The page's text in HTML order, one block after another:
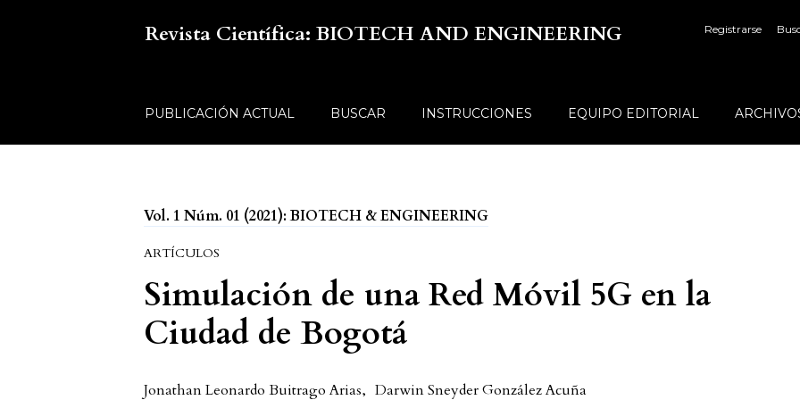
Revista Científica: BIOTECH AND ENGINEERING Registrarse
PUBLICACIÓN ACTUAL BUSCAR INSTRUCCIONES EQUIPO EDITORIAL
Vol. 1 Núm. 01 (2021): BIOTECH & ENGINEERING
ARTÍCULOS
Simulación de una Red Móvil 5G en la
Ciudad de Bogotá
Jonathan Leonardo Buitrago Arias, Darwin Sneyder González Acuña